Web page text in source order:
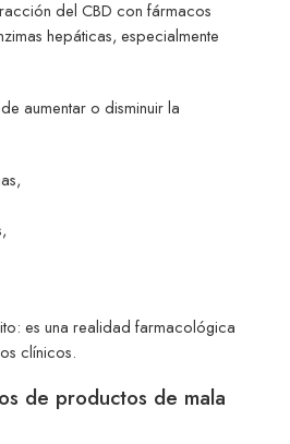
del CBD con fármacos
hepáticas, especialmente
aumentar o disminuir la
es una realidad farmacológica
clínicos.
de productos de mala